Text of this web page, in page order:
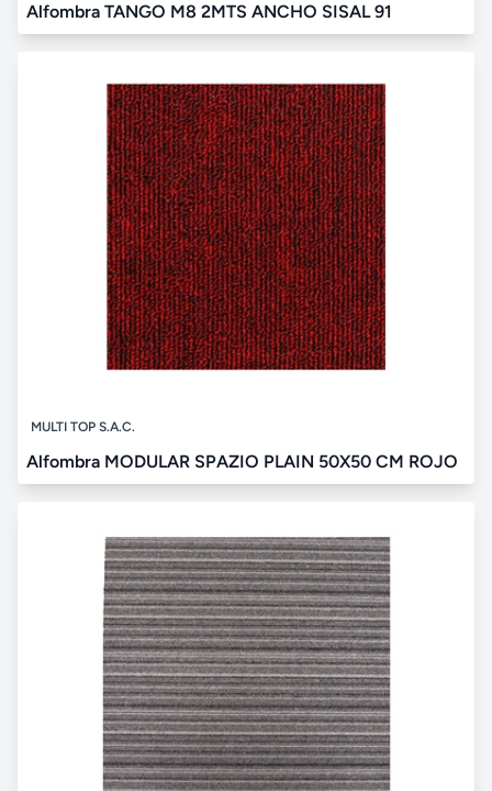
Alfombra TANGO M8 2MTS ANCHO SISAL 91
MULTI TOP S.A.C.
Alfombra MODULAR SPAZIO PLAIN 50X50 CM ROJO